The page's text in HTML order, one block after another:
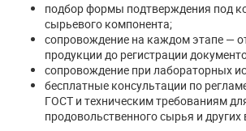
подбор формы подтверждения под
сырьевого компонента;
сопровождение на каждом этапе —
продукции до регистрации
сопровождение при лабораторных
бесплатные консультации по
ГОСТ и техническим требованиям
продовольственного сырья и других